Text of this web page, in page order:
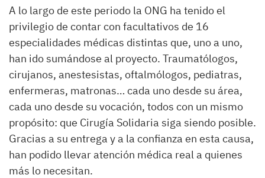
A lo largo de este periodo la ONG ha tenido el
privilegio de contar con facultativos de 16
especialidades médicas distintas que, uno a uno,
han ido sumándose al proyecto. Traumatólogos,
cirujanos, anestesistas, oftalmólogos, pediatras,
enfermeras, matronas… cada uno desde su área,
cada uno desde su vocación, todos con un mismo
propósito: que Cirugía Solidaria siga siendo posible.
Gracias a su entrega y a la confianza en esta causa,
han podido llevar atención médica real a quienes
más lo necesitan.